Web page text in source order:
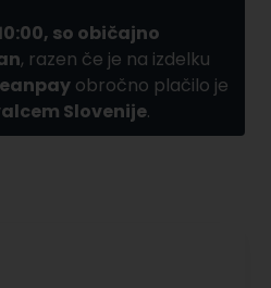
so običajno
, razen če je na izdelku
obročno plačilo je
Slovenije.